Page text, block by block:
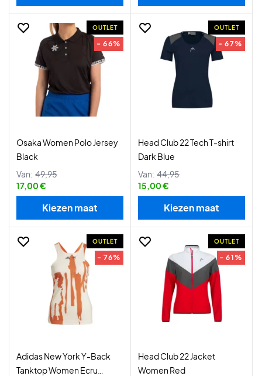
OUTLET
- 66%
Osaka Women Polo Jersey
Black
Van: 49,95
17,00 €
Kiezen maat
OUTLET
- 67%
Head Club 22 Tech T-shirt
Dark Blue
Van: 44,95
15,00 €
Kiezen maat
OUTLET
- 76%
Adidas New York Y-Back
Tanktop Women Ecru
OUTLET
- 61%
Head Club 22 Jacket
Women Red